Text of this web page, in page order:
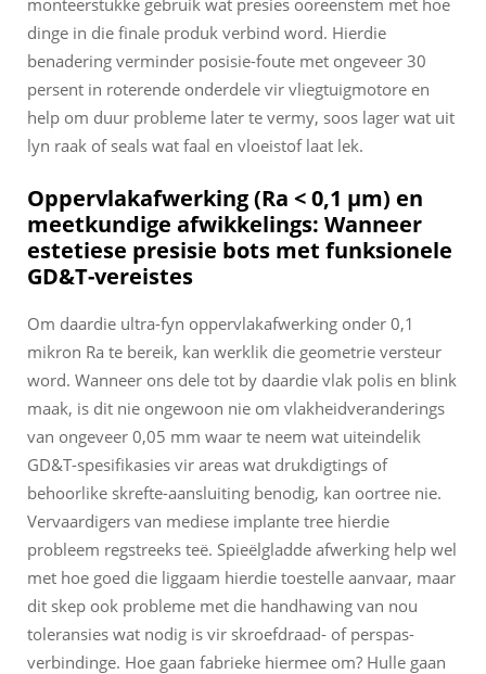
dinge in die finale produk verbind word. Hierdie
benadering verminder posisie-foute met ongeveer 30
persent in roterende onderdele vir vliegtuigmotore en
help om duur probleme later te vermy, soos lager wat uit
lyn raak of seals wat faal en vloeistof laat lek.
Oppervlakafwerking (Ra < 0,1 µm) en
meetkundige afwikkelings: Wanneer
estetiese presisie bots met funksionele
GD&T-vereistes
Om daardie ultra-fyn oppervlakafwerking onder 0,1
mikron Ra te bereik, kan werklik die geometrie versteur
word. Wanneer ons dele tot by daardie vlak polis en blink
maak, is dit nie ongewoon nie om vlakheidveranderings
van ongeveer 0,05 mm waar te neem wat uiteindelik
GD&T-spesifikasies vir areas wat drukdigtings of
behoorlike skrefte-aansluiting benodig, kan oortree nie.
Vervaardigers van mediese implante tree hierdie
probleem regstreeks teë. Spieëlgladde afwerking help wel
met hoe goed die liggaam hierdie toestelle aanvaar, maar
dit skep ook probleme met die handhawing van nou
toleransies wat nodig is vir skroefdraad- of perspas-
verbindinge. Hoe gaan fabrieke hiermee om? Hulle gaan